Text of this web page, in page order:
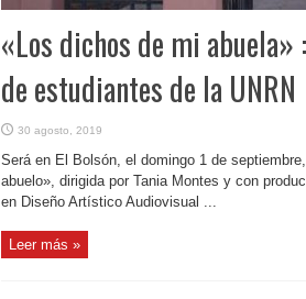
«Los dichos de mi
de estudiantes de la UNRN
30 agosto, 2019
Será en El Bolsón, el domingo 1 de
abuelo», dirigida por Tania Montes y con
en Diseño Artístico Audiovisual ...
Leer más »